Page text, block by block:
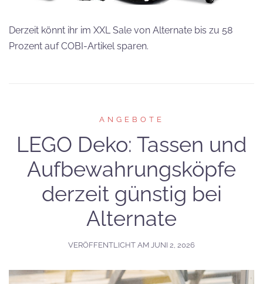
Derzeit könnt ihr im XXL Sale von Alternate bis zu 58
Prozent auf COBI-Artikel sparen.
ANGEBOTE
LEGO Deko: Tassen und
Aufbewahrungsköpfe
derzeit günstig bei
Alternate
VERÖFFENTLICHT AM JUNI 2, 2026